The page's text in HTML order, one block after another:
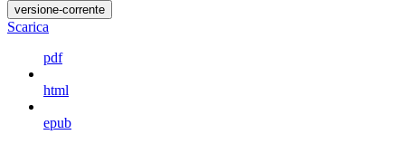
versione-corrente
Scarica
pdf
html
epub